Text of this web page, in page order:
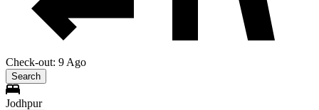
Check-out: 9 Ago
Search
Jodhpur